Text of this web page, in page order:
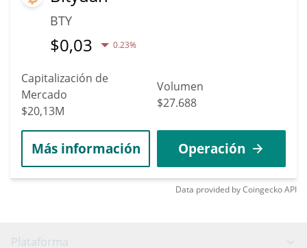
BTY
$0,03 0.23%
Capitalización de
Mercado
$20,13M
Volumen
$27.688
Más información Operación
Data provided byCoingeckoAPI
Plataforma